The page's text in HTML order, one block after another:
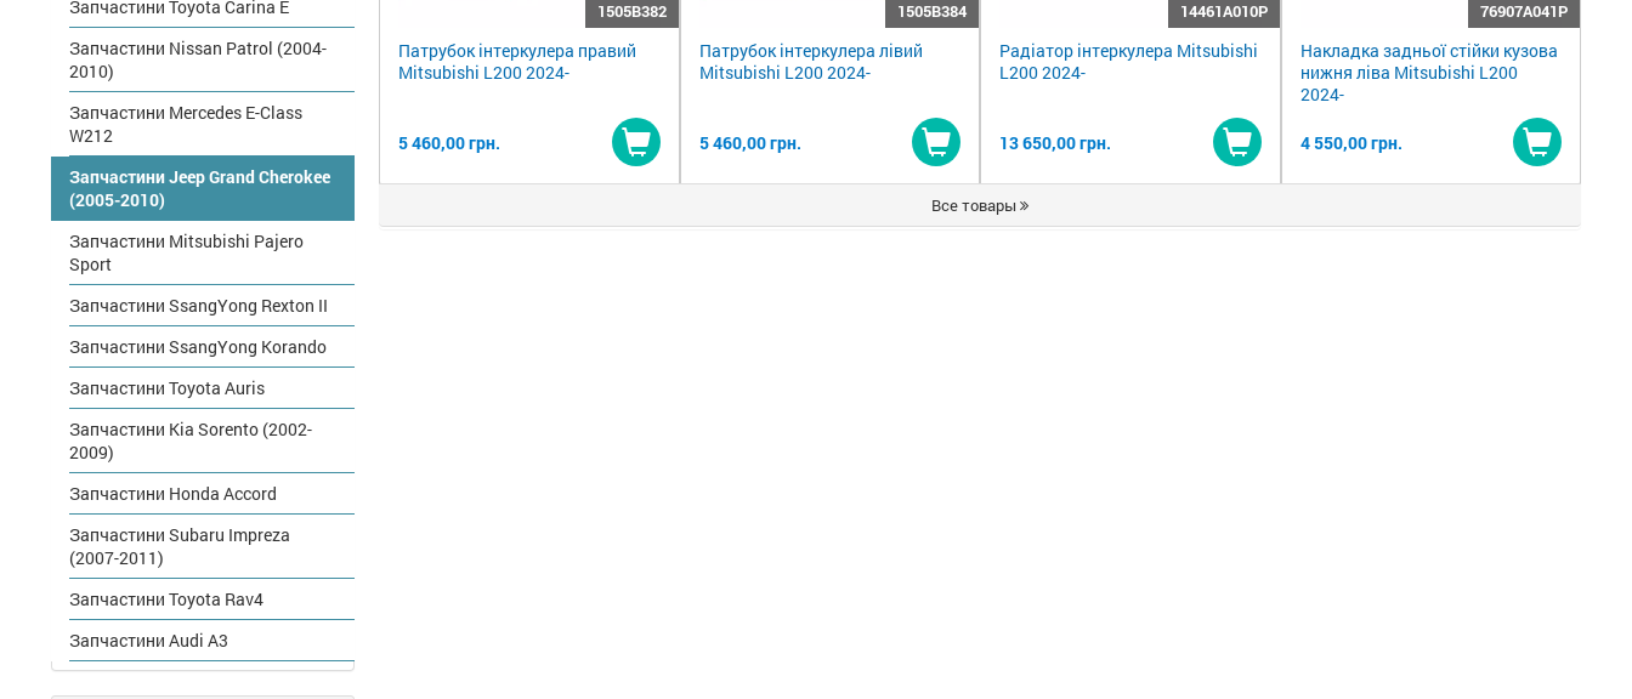
1505B382
Патрубок інтеркулера правий
Mitsubishi L200 2024-
5 460,00 грн.
Купити
1505B384
Патрубок інтеркулера лівий
Mitsubishi L200 2024-
5 460,00 грн.
Купити
14461A010P
Радіатор інтеркулера Mitsubishi
L200 2024-
13 650,00 грн.
Купити
76907A041P
Накладка задньої стійки кузова
нижня ліва Mitsubishi L200
2024-
4 550,00 грн.
Купити
Все товары
Запчастини Toyota Carina E
Запчастини Nissan Patrol (2004-
2010)
Запчастини Mercedes E-Class
W212
Запчастини Jeep Grand Cherokee
(2005-2010)
Запчастини Mitsubishi Pajero
Sport
Запчастини SsangYong Rexton II
Запчастини SsangYong Korando
Запчастини Toyota Auris
Запчастини Kia Sorento (2002-
2009)
Запчастини Honda Accord
Запчастини Subaru Impreza
(2007-2011)
Запчастини Toyota Rav4
Запчастини Audi A3